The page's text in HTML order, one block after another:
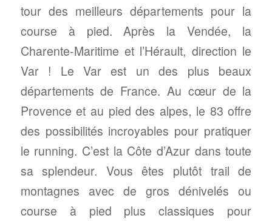
tour des meilleurs départements pour la
course à pied. Après la Vendée, la
Charente-Maritime et l’Hérault, direction le
Var ! Le Var est un des plus beaux
départements de France. Au cœur de la
Provence et au pied des alpes, le 83 offre
des possibilités incroyables pour pratiquer
le running. C’est la Côte d’Azur dans toute
sa splendeur. Vous êtes plutôt trail de
montagnes avec de gros dénivelés ou
course à pied plus classiques pour